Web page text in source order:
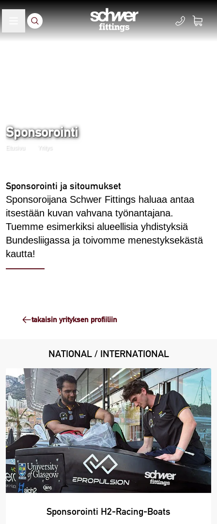
Sponsorointi
Etusivu Yritys
Sponsorointi ja sitoumukset
Sponsoroijana Schwer Fittings haluaa antaa
itsestään kuvan vahvana työnantajana.
Tuemme esimerkiksi alueellisia yhdistyksiä
Bundesliigassa ja toivomme menestyksekästä
kautta!
takaisin yrityksen profiiliin
NATIONAL / INTERNATIONAL
Sponsorointi H2-Racing-Boats